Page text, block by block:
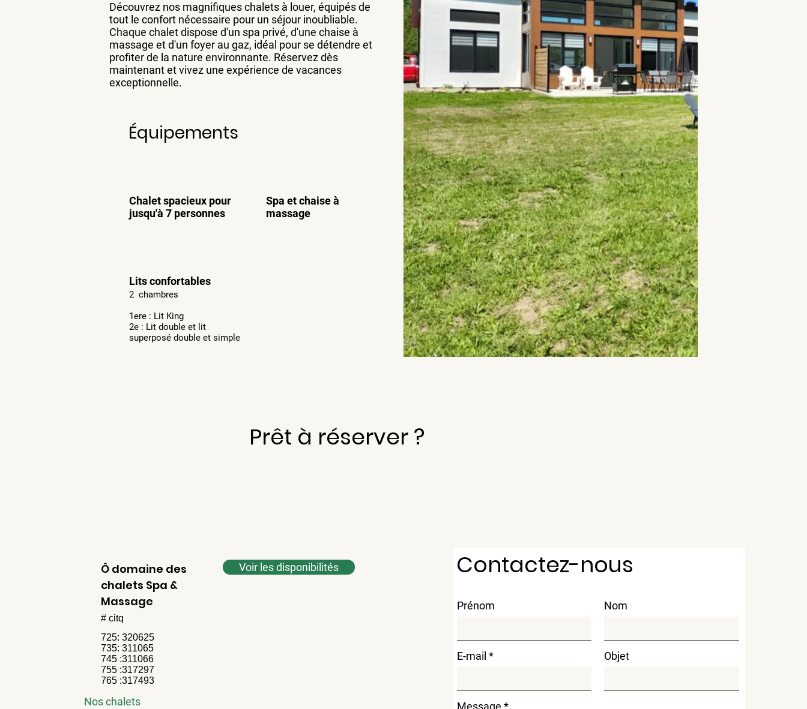
Découvrez nos magnifiques chalets à louer, équipés de
tout le confort nécessaire pour un séjour inoubliable.
Chaque chalet dispose d'un spa privé, d'une chaise à
massage et d'un foyer au gaz, idéal pour se détendre et
profiter de la nature environnante. Réservez dès
maintenant et vivez une expérience de vacances
exceptionnelle.
Équipements
Chalet spacieux pour
jusqu'à 7 personnes
Spa et chaise à
massage
Lits confortables
2 chambres
1ere : Lit King
2e : Lit double et lit
superposé double et simple
Prêt à réserver ?
Ô domaine des
chalets Spa &
Massage
# citq
725: 320625
735: 311065
745 :311066
755 :317297
765 :317493
Voir les disponibilités
Nos chalets
Contactez-nous
Prénom Nom
E-mail Objet
Message